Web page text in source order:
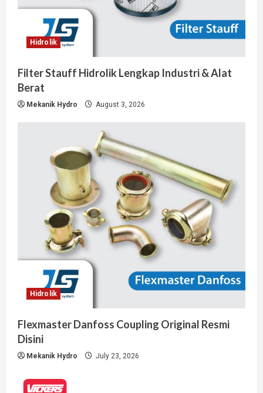
Hidrolik
Filter Stauff Hidrolik Lengkap Industri & Alat
Berat
Mekanik Hydro August 3, 2026
Hidrolik
Flexmaster Danfoss Coupling Original Resmi
Disini
Mekanik Hydro July 23, 2026